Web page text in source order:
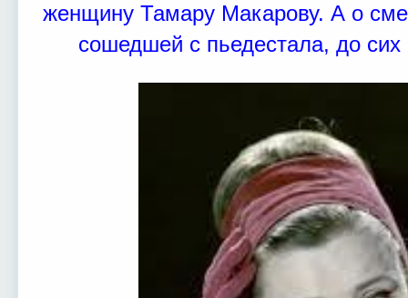
женщину Тамару Макарову. А о
сошедшей с пьедестала, до